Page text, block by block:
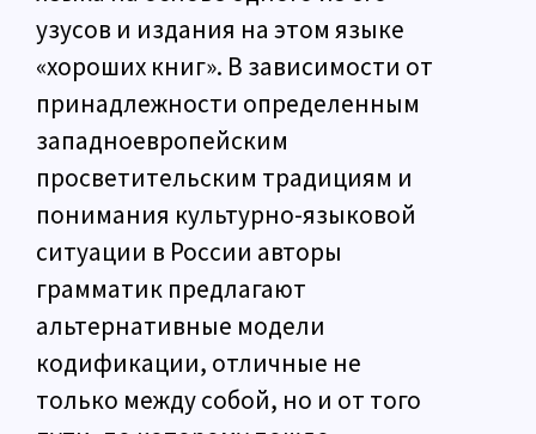
узусов и издания на этом языке
«хороших книг». В зависимости от
принадлежности определенным
западноевропейским
просветительским традициям и
понимания культурно-языковой
ситуации в России авторы
грамматик предлагают
альтернативные модели
кодификации, отличные не
только между собой, но и от того